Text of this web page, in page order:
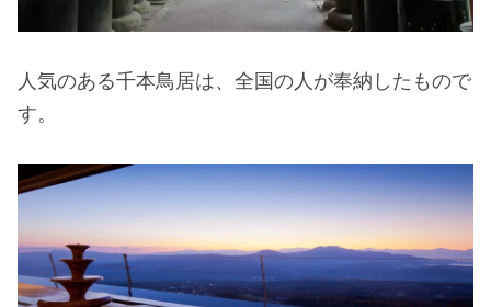
人気のある千本鳥居は、全国の人が奉納したもので
す。